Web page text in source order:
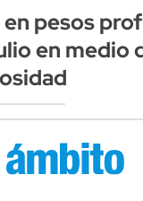
pesos
en medio